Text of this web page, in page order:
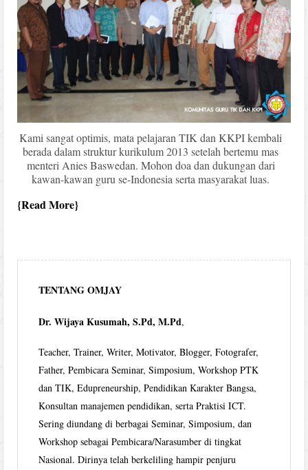
Kami sangat optimis, mata pelajaran TIK dan KKPI kembali
berada dalam struktur kurikulum 2013 setelah bertemu mas
menteri Anies Baswedan. Mohon doa dan dukungan dari
kawan-kawan guru se-Indonesia serta masyarakat luas.
Read More
TENTANG OMJAY
Dr. Wijaya Kusumah, S.Pd, M.Pd,
Teacher, Trainer, Writer, Motivator, Blogger, Fotografer,
Father, Pembicara Seminar, Simposium, Workshop PTK
dan TIK, Edupreneurship, Pendidikan Karakter Bangsa,
Konsultan manajemen pendidikan, serta Praktisi ICT.
Sering diundang di berbagai Seminar, Simposium, dan
Workshop sebagai Pembicara/Narasumber di tingkat
Nasional. Dirinya telah berkeliling hampir penjuru